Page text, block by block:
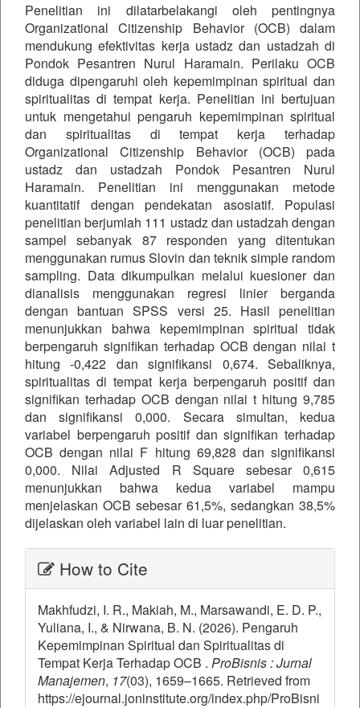
Penelitian ini dilatarbelakangi oleh pentingnya
Organizational Citizenship Behavior (OCB) dalam
mendukung efektivitas kerja ustadz dan ustadzah di
Pondok Pesantren Nurul Haramain. Perilaku OCB
diduga dipengaruhi oleh kepemimpinan spiritual dan
spiritualitas di tempat kerja. Penelitian ini bertujuan
untuk mengetahui pengaruh kepemimpinan spiritual
dan spiritualitas di tempat kerja terhadap
Organizational Citizenship Behavior (OCB) pada
ustadz dan ustadzah Pondok Pesantren Nurul
Haramain. Penelitian ini menggunakan metode
kuantitatif dengan pendekatan asosiatif. Populasi
penelitian berjumlah 111 ustadz dan ustadzah dengan
sampel sebanyak 87 responden yang ditentukan
menggunakan rumus Slovin dan teknik simple random
sampling. Data dikumpulkan melalui kuesioner dan
dianalisis menggunakan regresi linier berganda
dengan bantuan SPSS versi 25. Hasil penelitian
menunjukkan bahwa kepemimpinan spiritual tidak
berpengaruh signifikan terhadap OCB dengan nilai t
hitung -0,422 dan signifikansi 0,674. Sebaliknya,
spiritualitas di tempat kerja berpengaruh positif dan
signifikan terhadap OCB dengan nilai t hitung 9,785
dan signifikansi 0,000. Secara simultan, kedua
variabel berpengaruh positif dan signifikan terhadap
OCB dengan nilai F hitung 69,828 dan signifikansi
0,000. Nilai Adjusted R Square sebesar 0,615
menunjukkan bahwa kedua variabel mampu
menjelaskan OCB sebesar 61,5%, sedangkan 38,5%
dijelaskan oleh variabel lain di luar penelitian.
How to Cite
Makhfudzi, I. R., Makiah, M., Marsawandi, E. D. P.,
Yuliana, I., & Nirwana, B. N. (2026). Pengaruh
Kepemimpinan Spiritual dan Spiritualitas di
Tempat Kerja Terhadap OCB . ProBisnis : Jurnal
Manajemen, 17(03), 1659–1665. Retrieved from
https://ejournal.joninstitute.org/index.php/ProBisni